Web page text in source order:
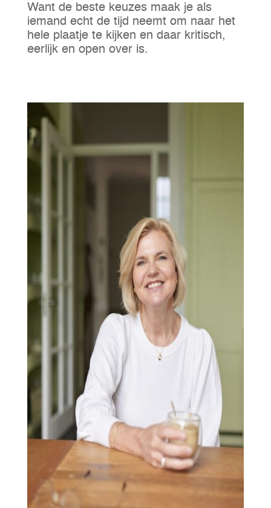
Want de beste keuzes maak je als
iemand echt de tijd neemt om naar het
hele plaatje te kijken en daar kritisch,
eerlijk en open over is.